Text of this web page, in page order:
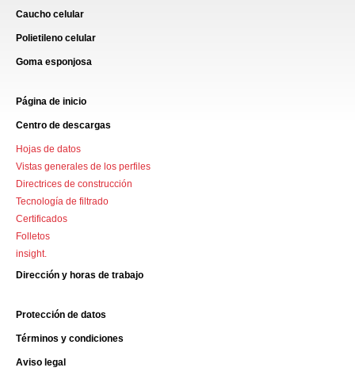
Caucho celular
Polietileno celular
Goma esponjosa
Página de inicio
Centro de descargas
Hojas de datos
Vistas generales de los perfiles
Directrices de construcción
Tecnología de filtrado
Certificados
Folletos
insight.
Dirección y horas de trabajo
Protección de datos
Términos y condiciones
Aviso legal